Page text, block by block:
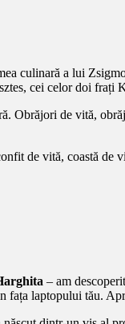
culinară a lui
cei celor doi frați
Obrăjori de vită,
de vită, coastă
– am
laptopului tău.